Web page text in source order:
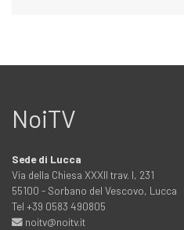
NoiTV
Sede di Lucca
Via della Chiesa XXXII trav. I, 231
55100 - Sorbano del Vescovo, Lucca
Tel +39 0583 490805
noitv@noitv.it